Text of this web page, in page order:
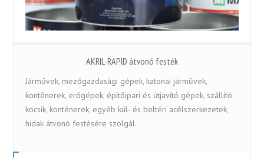
AKRIL-RAPID átvonó festék
Járművek, mezőgazdasági gépek, katonai járművek,
konténerek, erőgépek, építőipari és útjavító gépek, szállító
kocsik, konténerek, egyéb kül- és beltéri acélszerkezetek,
hidak átvonó festésére szolgál.